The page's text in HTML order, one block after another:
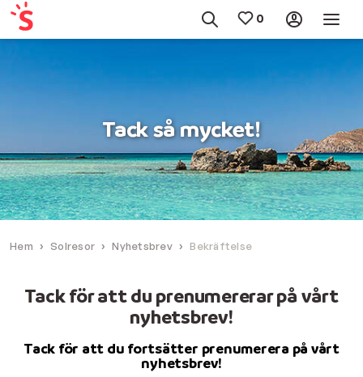
Tack så mycket!
Hem Solresor Nyhetsbrev Bekräftelse
Tack för att du prenumererar på vårt
nyhetsbrev!
Tack för att du fortsätter prenumerera på vårt
nyhetsbrev!